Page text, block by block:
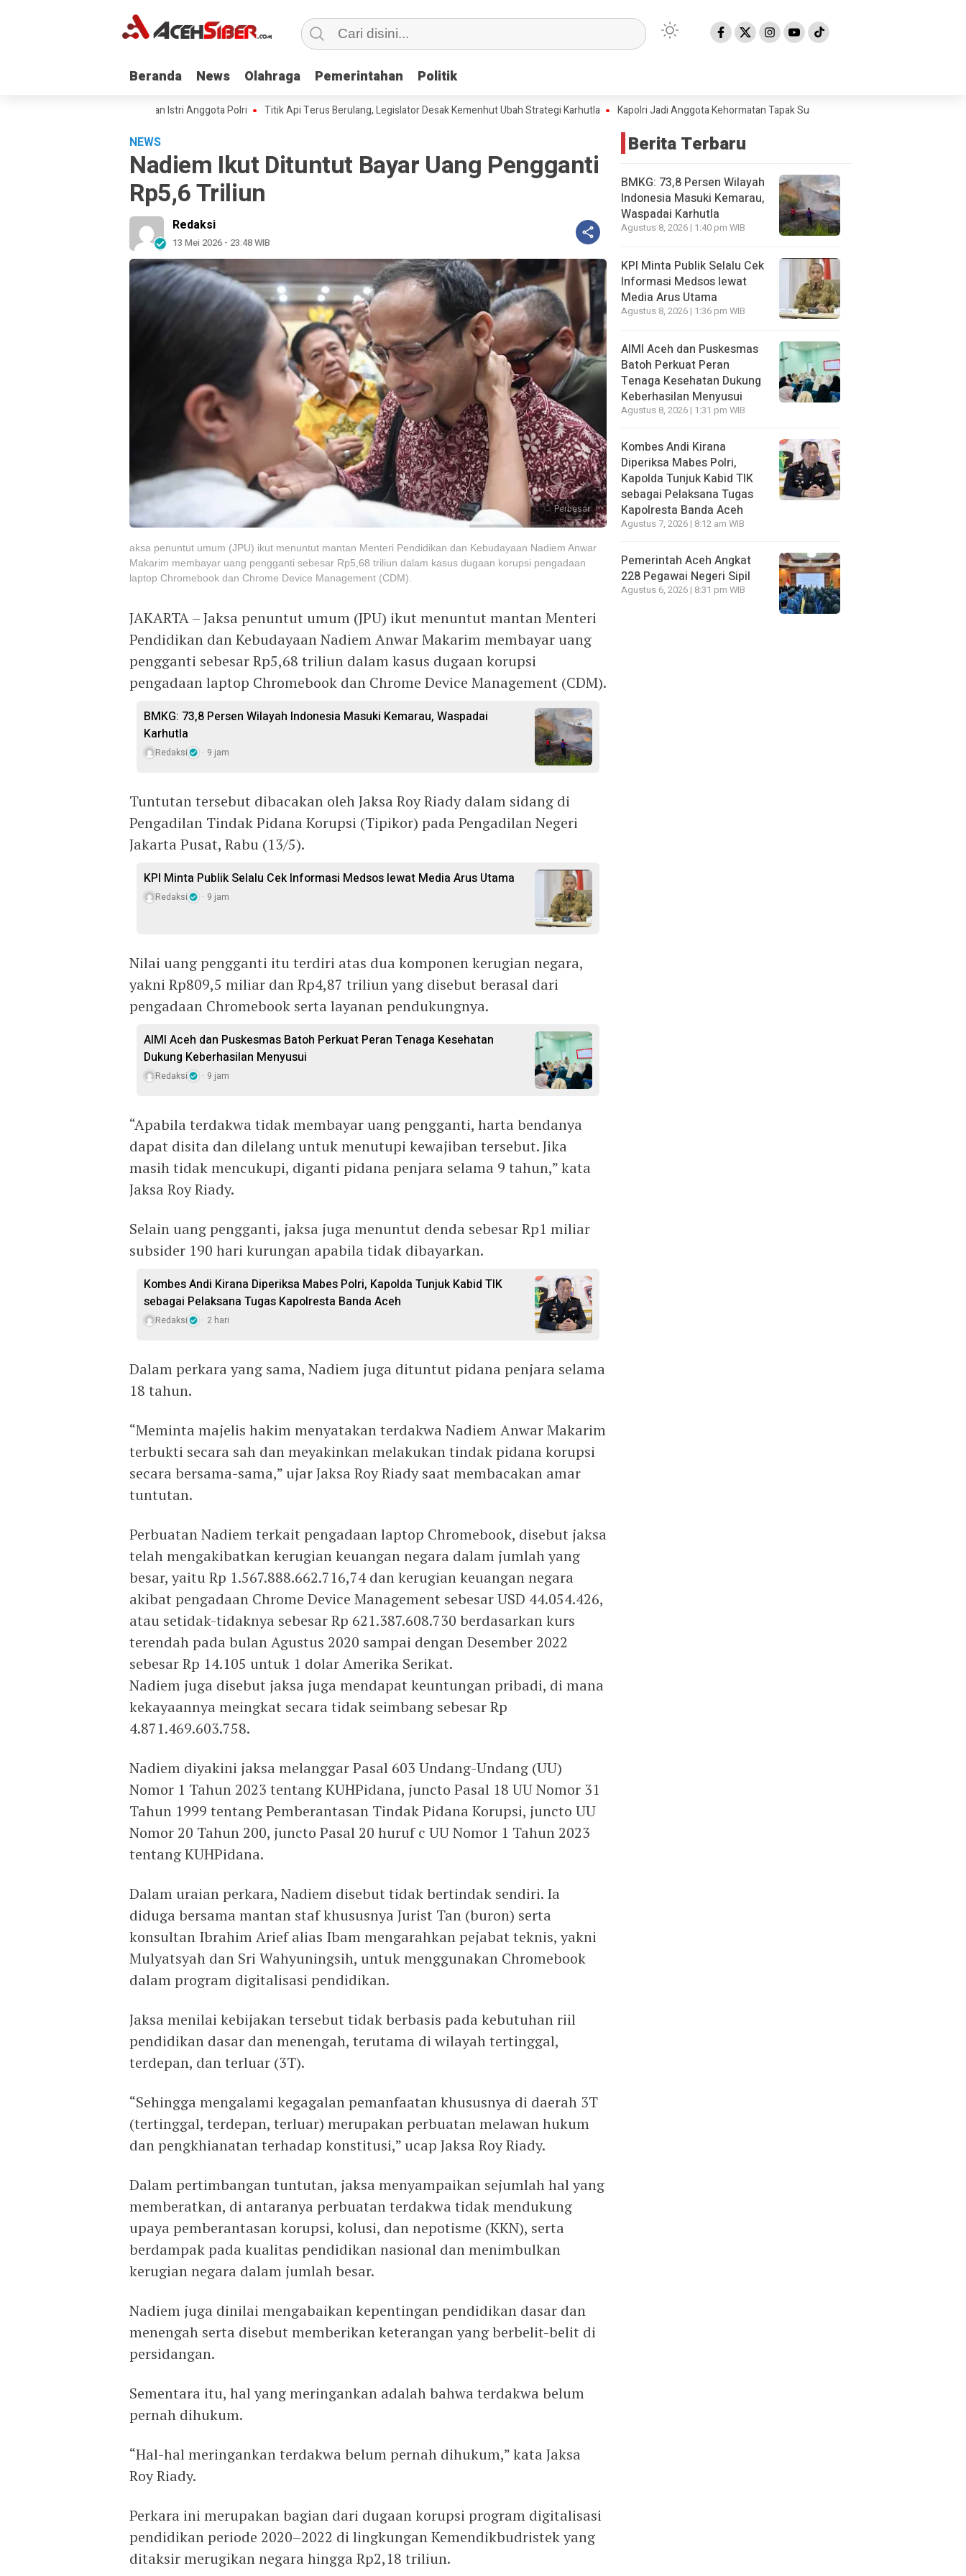
Beranda News Olahraga Pemerintahan Politik
Beranda News Olahraga Pemerintahan Politik
Kasus Kematian Mantan Istri Anggota Polri Titik Api Terus Berulang, Legislator Desak Kemenhut Ubah Strategi Karhutla Kapolri Jadi Anggota Kehormatan Tapak Suci BMKG: 73,8 Persen Wilayah
NEWS
Nadiem Ikut Dituntut Bayar Uang Pengganti
Rp5,6 Triliun
Redaksi
13 Mei 2026 - 23:48 WIB
Perbesar
aksa penuntut umum (JPU) ikut menuntut mantan Menteri Pendidikan dan Kebudayaan Nadiem Anwar
Makarim membayar uang pengganti sebesar Rp5,68 triliun dalam kasus dugaan korupsi pengadaan
laptop Chromebook dan Chrome Device Management (CDM).
JAKARTA – Jaksa penuntut umum (JPU) ikut menuntut mantan Menteri
Pendidikan dan Kebudayaan Nadiem Anwar Makarim membayar uang
pengganti sebesar Rp5,68 triliun dalam kasus dugaan korupsi
pengadaan laptop Chromebook dan Chrome Device Management (CDM).
BMKG: 73,8 Persen Wilayah Indonesia Masuki Kemarau, Waspadai
Karhutla
Redaksi 9 jam
Tuntutan tersebut dibacakan oleh Jaksa Roy Riady dalam sidang di
Pengadilan Tindak Pidana Korupsi (Tipikor) pada Pengadilan Negeri
Jakarta Pusat, Rabu (13/5).
KPI Minta Publik Selalu Cek Informasi Medsos lewat Media Arus Utama
Redaksi 9 jam
Nilai uang pengganti itu terdiri atas dua komponen kerugian negara,
yakni Rp809,5 miliar dan Rp4,87 triliun yang disebut berasal dari
pengadaan Chromebook serta layanan pendukungnya.
AIMI Aceh dan Puskesmas Batoh Perkuat Peran Tenaga Kesehatan
Dukung Keberhasilan Menyusui
Redaksi 9 jam
“Apabila terdakwa tidak membayar uang pengganti, harta bendanya
dapat disita dan dilelang untuk menutupi kewajiban tersebut. Jika
masih tidak mencukupi, diganti pidana penjara selama 9 tahun,” kata
Jaksa Roy Riady.
Selain uang pengganti, jaksa juga menuntut denda sebesar Rp1 miliar
subsider 190 hari kurungan apabila tidak dibayarkan.
Kombes Andi Kirana Diperiksa Mabes Polri, Kapolda Tunjuk Kabid TIK
sebagai Pelaksana Tugas Kapolresta Banda Aceh
Redaksi 2 hari
Dalam perkara yang sama, Nadiem juga dituntut pidana penjara selama
18 tahun.
“Meminta majelis hakim menyatakan terdakwa Nadiem Anwar Makarim
terbukti secara sah dan meyakinkan melakukan tindak pidana korupsi
secara bersama-sama,” ujar Jaksa Roy Riady saat membacakan amar
tuntutan.
Perbuatan Nadiem terkait pengadaan laptop Chromebook, disebut jaksa
telah mengakibatkan kerugian keuangan negara dalam jumlah yang
besar, yaitu Rp 1.567.888.662.716,74 dan kerugian keuangan negara
akibat pengadaan Chrome Device Management sebesar USD 44.054.426,
atau setidak-tidaknya sebesar Rp 621.387.608.730 berdasarkan kurs
terendah pada bulan Agustus 2020 sampai dengan Desember 2022
sebesar Rp 14.105 untuk 1 dolar Amerika Serikat.
Nadiem juga disebut jaksa juga mendapat keuntungan pribadi, di mana
kekayaannya meingkat secara tidak seimbang sebesar Rp
4.871.469.603.758.
Nadiem diyakini jaksa melanggar Pasal 603 Undang-Undang (UU)
Nomor 1 Tahun 2023 tentang KUHPidana, juncto Pasal 18 UU Nomor 31
Tahun 1999 tentang Pemberantasan Tindak Pidana Korupsi, juncto UU
Nomor 20 Tahun 200, juncto Pasal 20 huruf c UU Nomor 1 Tahun 2023
tentang KUHPidana.
Dalam uraian perkara, Nadiem disebut tidak bertindak sendiri. Ia
diduga bersama mantan staf khususnya Jurist Tan (buron) serta
konsultan Ibrahim Arief alias Ibam mengarahkan pejabat teknis, yakni
Mulyatsyah dan Sri Wahyuningsih, untuk menggunakan Chromebook
dalam program digitalisasi pendidikan.
Jaksa menilai kebijakan tersebut tidak berbasis pada kebutuhan riil
pendidikan dasar dan menengah, terutama di wilayah tertinggal,
terdepan, dan terluar (3T).
“Sehingga mengalami kegagalan pemanfaatan khususnya di daerah 3T
(tertinggal, terdepan, terluar) merupakan perbuatan melawan hukum
dan pengkhianatan terhadap konstitusi,” ucap Jaksa Roy Riady.
Dalam pertimbangan tuntutan, jaksa menyampaikan sejumlah hal yang
memberatkan, di antaranya perbuatan terdakwa tidak mendukung
upaya pemberantasan korupsi, kolusi, dan nepotisme (KKN), serta
berdampak pada kualitas pendidikan nasional dan menimbulkan
kerugian negara dalam jumlah besar.
Nadiem juga dinilai mengabaikan kepentingan pendidikan dasar dan
menengah serta disebut memberikan keterangan yang berbelit-belit di
persidangan.
Sementara itu, hal yang meringankan adalah bahwa terdakwa belum
pernah dihukum.
“Hal-hal meringankan terdakwa belum pernah dihukum,” kata Jaksa
Roy Riady.
Perkara ini merupakan bagian dari dugaan korupsi program digitalisasi
pendidikan periode 2020–2022 di lingkungan Kemendikbudristek yang
ditaksir merugikan negara hingga Rp2,18 triliun.
Berita Terbaru
BMKG: 73,8 Persen Wilayah
Indonesia Masuki Kemarau,
Waspadai Karhutla
Agustus 8, 2026 | 1:40 pm WIB
KPI Minta Publik Selalu Cek
Informasi Medsos lewat
Media Arus Utama
Agustus 8, 2026 | 1:36 pm WIB
AIMI Aceh dan Puskesmas
Batoh Perkuat Peran
Tenaga Kesehatan Dukung
Keberhasilan Menyusui
Agustus 8, 2026 | 1:31 pm WIB
Kombes Andi Kirana
Diperiksa Mabes Polri,
Kapolda Tunjuk Kabid TIK
sebagai Pelaksana Tugas
Kapolresta Banda Aceh
Agustus 7, 2026 | 8:12 am WIB
Pemerintah Aceh Angkat
228 Pegawai Negeri Sipil
Agustus 6, 2026 | 8:31 pm WIB